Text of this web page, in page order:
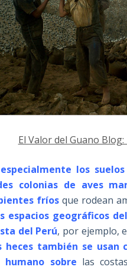
El Valor del Guano
los
colonias de aves
fríosque rodean
espacios geográficos
del Perú, por ejemplo,
heces también se
humano sobre las